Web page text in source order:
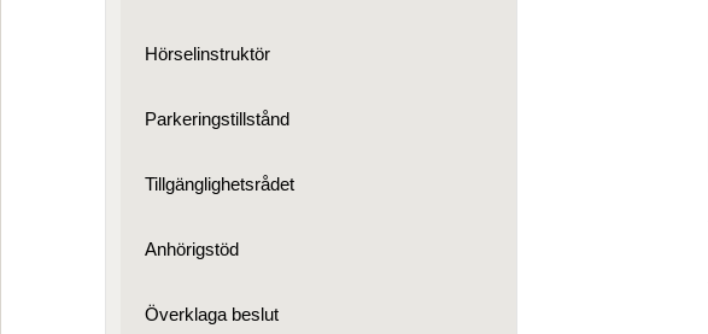
Hörselinstruktör
Parkeringstillstånd
Tillgänglighetsrådet
Anhörigstöd
Överklaga beslut